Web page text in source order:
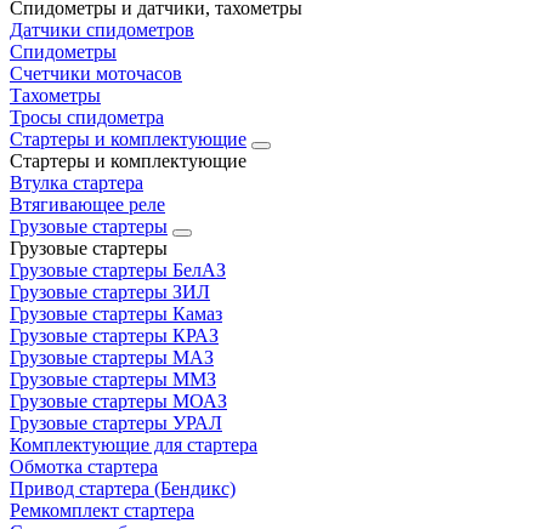
Спидометры и датчики, тахометры
Датчики спидометров
Спидометры
Счетчики моточасов
Тахометры
Тросы спидометра
Стартеры и комплектующие
Стартеры и комплектующие
Втулка стартера
Втягивающее реле
Грузовые стартеры
Грузовые стартеры
Грузовые стартеры БелАЗ
Грузовые стартеры ЗИЛ
Грузовые стартеры Камаз
Грузовые стартеры КРАЗ
Грузовые стартеры МАЗ
Грузовые стартеры ММЗ
Грузовые стартеры МОАЗ
Грузовые стартеры УРАЛ
Комплектующие для стартера
Обмотка стартера
Привод стартера (Бендикс)
Ремкомплект стартера